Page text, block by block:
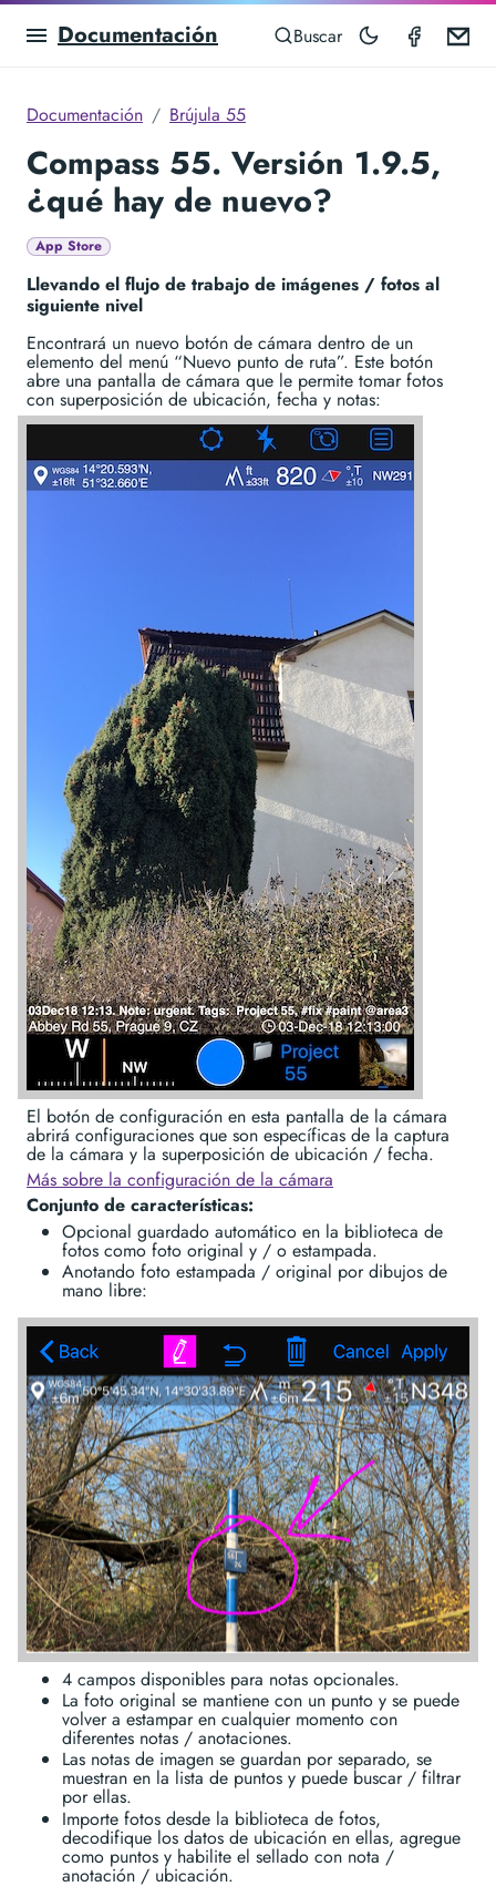
Documentación Buscar
Documentación Brújula 55
Compass 55. Versión 1.9.5,
¿qué hay de nuevo?
App Store
Llevando el flujo de trabajo de imágenes / fotos al
siguiente nivel
Encontrará un nuevo botón de cámara dentro de un
elemento del menú “Nuevo punto de ruta”. Este botón
abre una pantalla de cámara que le permite tomar fotos
con superposición de ubicación, fecha y notas:
El botón de configuración en esta pantalla de la cámara
abrirá configuraciones que son específicas de la captura
de la cámara y la superposición de ubicación / fecha.
Más sobre la configuración de la cámara
Conjunto de características:
Opcional guardado automático en la biblioteca de
fotos como foto original y / o estampada.
Anotando foto estampada / original por dibujos de
mano libre:
4 campos disponibles para notas opcionales.
La foto original se mantiene con un punto y se puede
volver a estampar en cualquier momento con
diferentes notas / anotaciones.
Las notas de imagen se guardan por separado, se
muestran en la lista de puntos y puede buscar / filtrar
por ellas.
Importe fotos desde la biblioteca de fotos,
decodifique los datos de ubicación en ellas, agregue
como puntos y habilite el sellado con nota /
anotación / ubicación.